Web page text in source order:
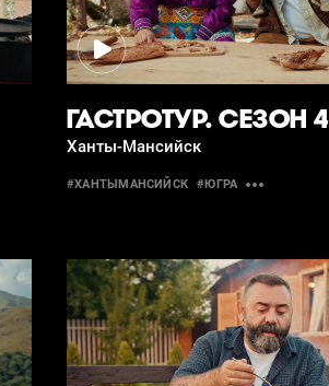
ГАСТРОТУР. СЕЗОН 4
Ханты-Мансийск
#ХАНТЫМАНСИЙСК #ЮГРА